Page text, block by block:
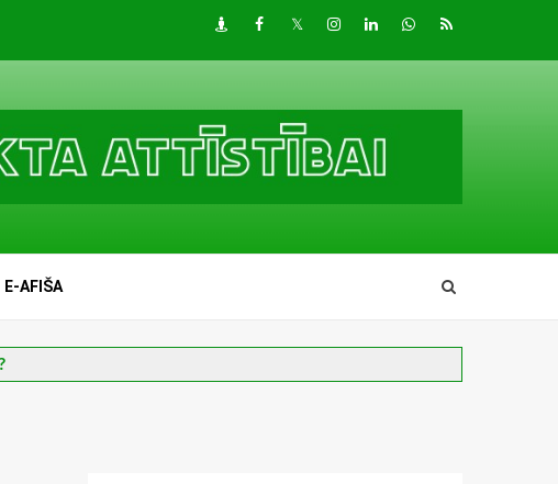
DraugiemFacebook
TwitterInstagram
LinkedInwhatsapp
RSS
E-AFIŠA